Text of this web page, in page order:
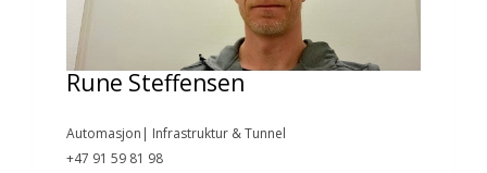
Rune Steffensen
Automasjon| Infrastruktur & Tunnel
+47 91 59 81 98